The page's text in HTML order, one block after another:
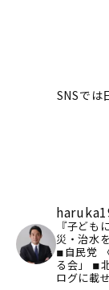
SNSでは
『子ども
災・治水
◾︎自民党
る会」
◾︎
ログに載